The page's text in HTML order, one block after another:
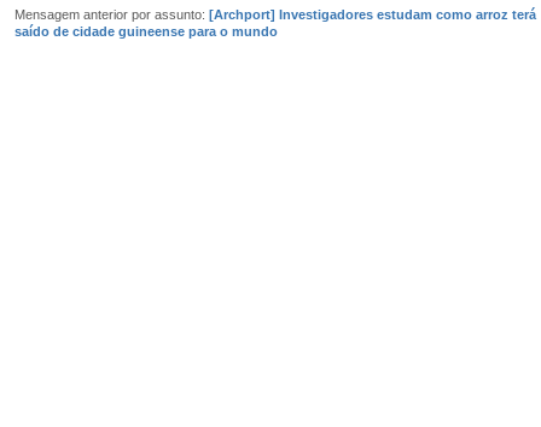
Mensagem anterior por assunto: [Archport] Investigadores estudam como arroz terá
saído de cidade guineense para o mundo